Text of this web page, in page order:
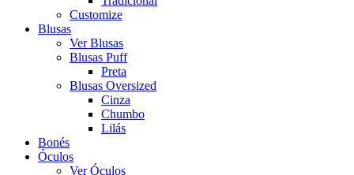
Customize
Blusas
Ver Blusas
Blusas Puff
Preta
Blusas Oversized
Cinza
Chumbo
Lilás
Bonés
Óculos
Ver Óculos